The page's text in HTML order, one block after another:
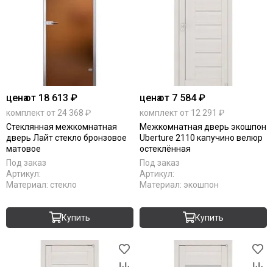
ценаот 18 613 ₽
комплект от 24 368 ₽
Стеклянная межкомнатная
дверь Лайт стекло бронзовое
матовое
Под заказ
Артикул:
Материал: стекло
Купить
ценаот 7 584 ₽
комплект от 12 291 ₽
Межкомнатная дверь экошпон
Uberture 2110 капучино велюр
остеклённая
Под заказ
Артикул:
Материал: экошпон
Купить